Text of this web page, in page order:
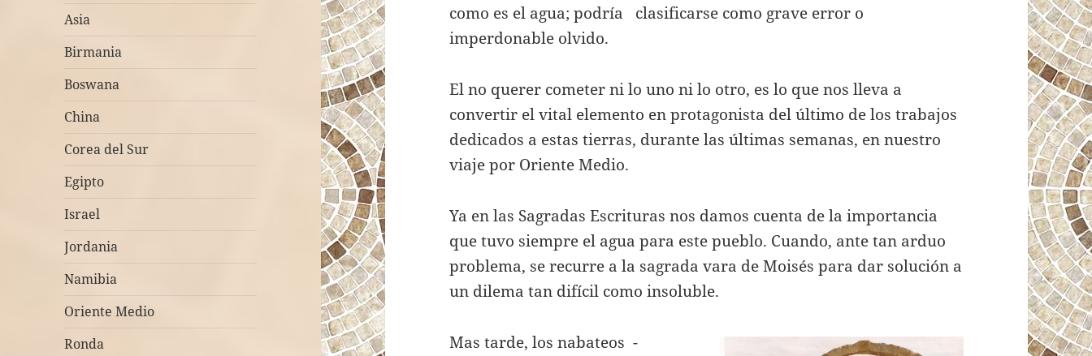
Asia
Birmania
Boswana
China
Corea del Sur
Egipto
Israel
Jordania
Namibia
Oriente Medio
Ronda
como es el agua; podría clasificarse como grave error o
imperdonable olvido.
El no querer cometer ni lo uno ni lo otro, es lo que nos lleva a
convertir el vital elemento en protagonista del último de los trabajos
dedicados a estas tierras, durante las últimas semanas, en nuestro
viaje por Oriente Medio.
Ya en las Sagradas Escrituras nos damos cuenta de la importancia
que tuvo siempre el agua para este pueblo. Cuando, ante tan arduo
problema, se recurre a la sagrada vara de Moisés para dar solución a
un dilema tan difícil como insoluble.
Mas tarde, los nabateos -